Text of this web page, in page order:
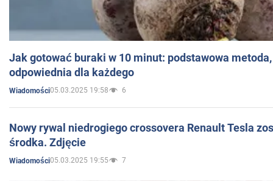
Jak gotować buraki w 10 minut: podstawowa
odpowiednia dla każdego
Wiadomości05.03.2025 19:58 6
Nowy rywal niedrogiego crossovera Renault Tesla
środka. Zdjęcie
Wiadomości05.03.2025 19:55 7